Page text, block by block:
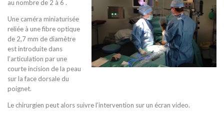
au nombre de 2 à 6 .
Une caméra miniaturisée
reliée à une fibre optique
de 2,7 mm de diamètre
est introduite dans
l’articulation par une
courte incision de la peau
sur la face dorsale du
poignet.
Le chirurgien peut alors suivre l’intervention sur un écran video.